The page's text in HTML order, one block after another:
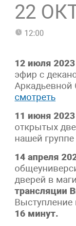
22
12:00
12 июля 2023
эфир с
Аркадьевной
смотреть
11 июня 2023
открытых
нашей
14 апреля
дверей в
трансляции
Выступление
16 минут.